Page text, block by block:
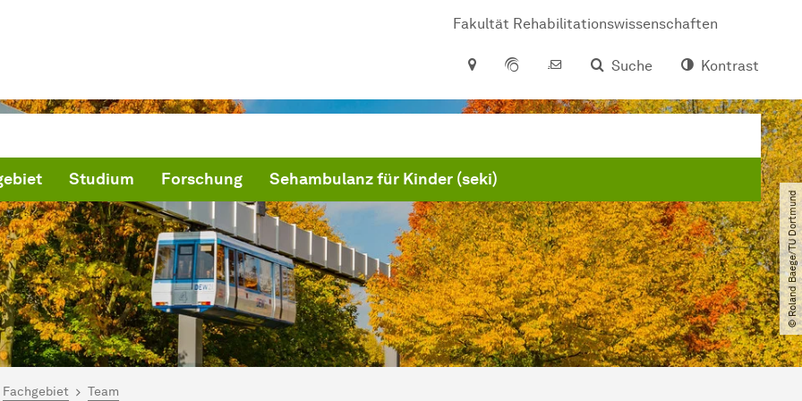
Fakultät Rehabilitationswissenschaften
Suche
Kontrast
Studium Forschung Sehambulanz für Kinder (seki)
© Roland Baege​/​TU Dortmund
hier:
Fachgebiet Team